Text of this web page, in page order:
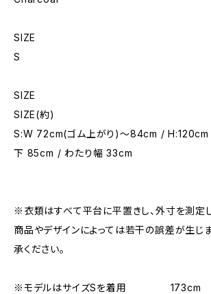
SIZE
S
SIZE
SIZE(約)
S:W 72cm(ゴム上がり)～84cm /
下 85cm / わたり幅 33cm
※衣類はすべて平台に平置きし、外寸を測定し
商品やデザインによっては若干の誤差が生じ
承ください。
※モデルはサイズSを着用 173cm